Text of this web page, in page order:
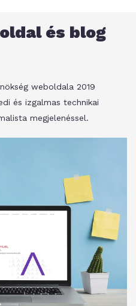
és blog
weboldala 2019
és izgalmas technikai
megjelenéssel.